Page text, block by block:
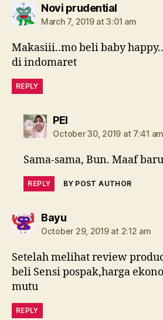
Novi prudentialsays:
March 7, 2019 at 3:01 am
Makasiii..mo beli baby
di indomaret
REPLY
PEIsays:
October 30, 2019 at 7:41 am
Sama-sama, Bun. Maaf
REPLY BY POST AUTHOR
Bayusays:
October 29, 2019 at 2:12 am
Setelah melihat review
beli Sensi pospak,harga
mutu
REPLY